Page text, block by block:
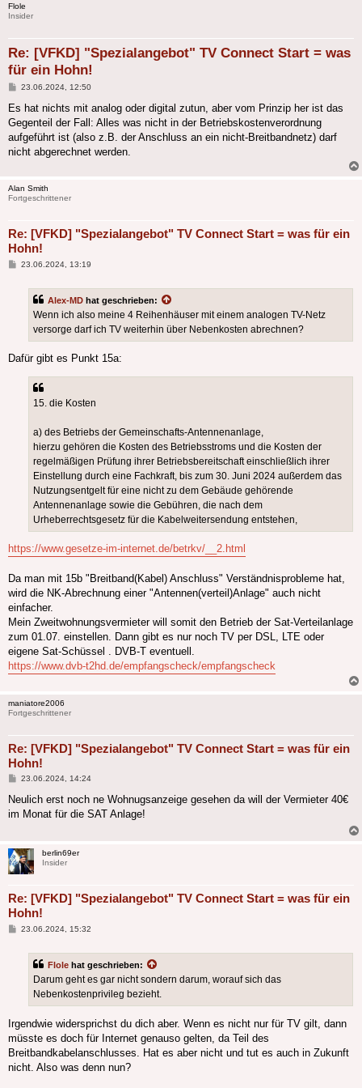
Flole
Insider
Re: [VFKD] "Spezialangebot" TV Connect Start = was
für ein Hohn!
Beitrag
23.06.2024, 12:50
Es hat nichts mit analog oder digital zutun, aber vom Prinzip her ist das
Gegenteil der Fall: Alles was nicht in der Betriebskostenverordnung
aufgeführt ist (also z.B. der Anschluss an ein nicht-Breitbandnetz) darf
nicht abgerechnet werden.
Alan Smith
Fortgeschrittener
Re: [VFKD] "Spezialangebot" TV Connect Start = was für ein
Hohn!
Beitrag
23.06.2024, 13:19
Alex-MD hat geschrieben:
Wenn ich also meine 4 Reihenhäuser mit einem analogen TV-Netz
versorge darf ich TV weiterhin über Nebenkosten abrechnen?
Dafür gibt es Punkt 15a:
15. die Kosten
a) des Betriebs der Gemeinschafts-Antennenanlage,
hierzu gehören die Kosten des Betriebsstroms und die Kosten der
regelmäßigen Prüfung ihrer Betriebsbereitschaft einschließlich ihrer
Einstellung durch eine Fachkraft, bis zum 30. Juni 2024 außerdem das
Nutzungsentgelt für eine nicht zu dem Gebäude gehörende
Antennenanlage sowie die Gebühren, die nach dem
Urheberrechtsgesetz für die Kabelweitersendung entstehen,
https://www.gesetze-im-internet.de/betrkv/__2.html
Da man mit 15b "Breitband(Kabel) Anschluss" Verständnisprobleme hat,
wird die NK-Abrechnung einer "Antennen(verteil)Anlage" auch nicht
einfacher.
Mein Zweitwohnungsvermieter will somit den Betrieb der Sat-Verteilanlage
zum 01.07. einstellen. Dann gibt es nur noch TV per DSL, LTE oder
eigene Sat-Schüssel . DVB-T eventuell.
https://www.dvb-t2hd.de/empfangscheck/empfangscheck
maniatore2006
Fortgeschrittener
Re: [VFKD] "Spezialangebot" TV Connect Start = was für ein
Hohn!
Beitrag
23.06.2024, 14:24
Neulich erst noch ne Wohnugsanzeige gesehen da will der Vermieter 40€
im Monat für die SAT Anlage!
berlin69er
Insider
Re: [VFKD] "Spezialangebot" TV Connect Start = was für ein
Hohn!
Beitrag
23.06.2024, 15:32
Flole hat geschrieben:
Darum geht es gar nicht sondern darum, worauf sich das
Nebenkostenprivileg bezieht.
Irgendwie widersprichst du dich aber. Wenn es nicht nur für TV gilt, dann
müsste es doch für Internet genauso gelten, da Teil des
Breitbandkabelanschlusses. Hat es aber nicht und tut es auch in Zukunft
nicht. Also was denn nun?